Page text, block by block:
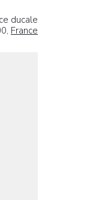
ducale
France